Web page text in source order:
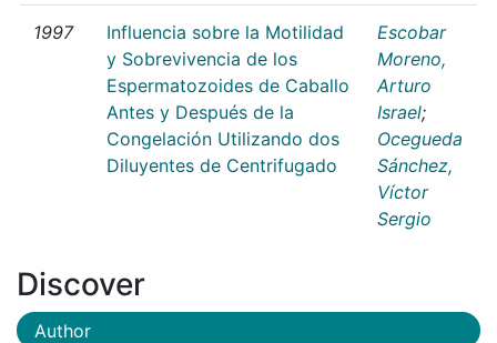
1997
Influencia sobre la Motilidad
y Sobrevivencia de los
Espermatozoides de Caballo
Antes y Después de la
Congelación Utilizando dos
Diluyentes de Centrifugado
Escobar
Moreno,
Arturo
Israel;
Ocegueda
Sánchez,
Víctor
Sergio
Discover
Author